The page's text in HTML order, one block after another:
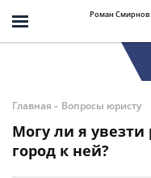
Роман Смирнов
Главная - Вопросы юристу
Могу ли я увезти
город к ней?